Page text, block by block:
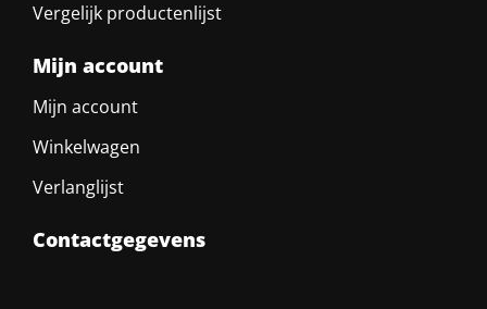
Vergelijk productenlijst
Mijn account
Mijn account
Winkelwagen
Verlanglijst
Contactgegevens